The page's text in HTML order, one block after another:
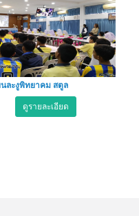
นละงูพิทยาคม สตูล
ดูรายละเอียด